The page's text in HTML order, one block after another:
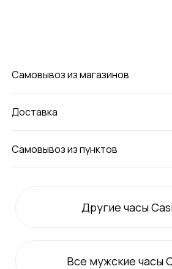
Самовывоз из магазинов
Доставка
Самовывоз из пунктов
Другие часы
Все мужские часы